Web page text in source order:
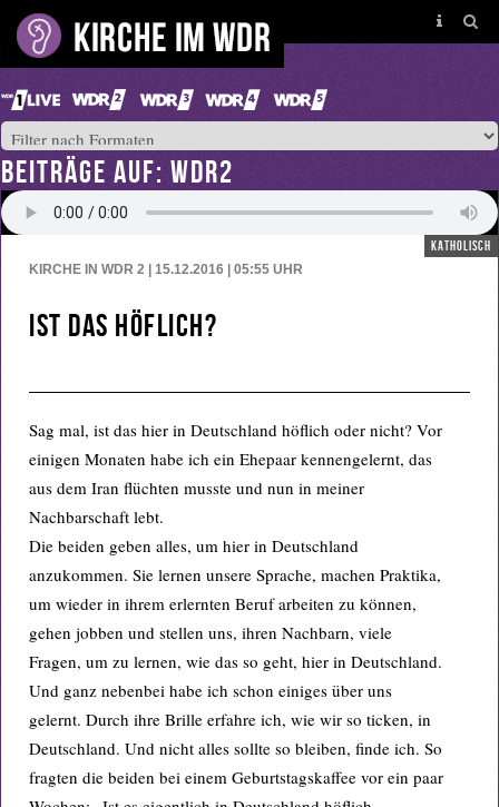
BEITRÄGE AUF: WDR2
katholisch
KIRCHE IN WDR 2 | 15.12.2016 | 05:55 UHR
Ist das höflich?
Sag mal, ist das hier in Deutschland höflich oder nicht? Vor
einigen Monaten habe ich ein Ehepaar kennengelernt, das
aus dem Iran flüchten musste und nun in meiner
Nachbarschaft lebt.
Die beiden geben alles, um hier in Deutschland
anzukommen. Sie lernen unsere Sprache, machen Praktika,
um wieder in ihrem erlernten Beruf arbeiten zu können,
gehen jobben und stellen uns, ihren Nachbarn, viele
Fragen, um zu lernen, wie das so geht, hier in Deutschland.
Und ganz nebenbei habe ich schon einiges über uns
gelernt. Durch ihre Brille erfahre ich, wie wir so ticken, in
Deutschland. Und nicht alles sollte so bleiben, finde ich. So
fragten die beiden bei einem Geburtstagskaffee vor ein paar